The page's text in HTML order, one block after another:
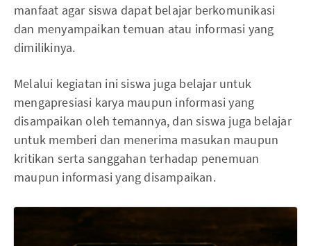
manfaat agar siswa dapat belajar berkomunikasi
dan menyampaikan temuan atau informasi yang
dimilikinya.
Melalui kegiatan ini siswa juga belajar untuk
mengapresiasi karya maupun informasi yang
disampaikan oleh temannya, dan siswa juga belajar
untuk memberi dan menerima masukan maupun
kritikan serta sanggahan terhadap penemuan
maupun informasi yang disampaikan.